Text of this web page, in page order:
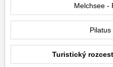
Melchsee -
Pilatus
Turistický